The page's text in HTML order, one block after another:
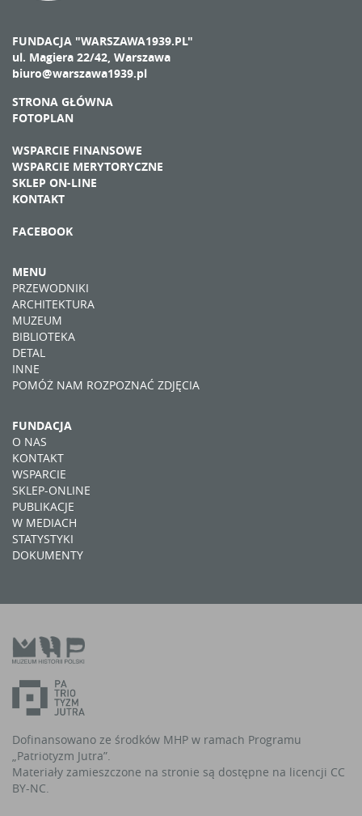
FUNDACJA "WARSZAWA1939.PL"
ul. Magiera 22/42, Warszawa
biuro@warszawa1939.pl
STRONA GŁÓWNA
FOTOPLAN
WSPARCIE FINANSOWE
WSPARCIE MERYTORYCZNE
SKLEP ON-LINE
KONTAKT
FACEBOOK
MENU
PRZEWODNIKI
ARCHITEKTURA
MUZEUM
BIBLIOTEKA
DETAL
INNE
POMÓŻ NAM ROZPOZNAĆ ZDJĘCIA
FUNDACJA
O NAS
KONTAKT
WSPARCIE
SKLEP-ONLINE
PUBLIKACJE
W MEDIACH
STATYSTYKI
DOKUMENTY
Dofinansowano ze środków MHP w ramach Programu
„Patriotyzm Jutra”.
Materiały zamieszczone na stronie są dostępne na licencji CC
BY-NC.